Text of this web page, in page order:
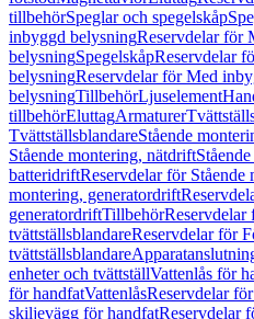
tillbehörSpeglar och spegelskåp
inbyggd belysningReservdelar för
belysningSpegelskåpReservdelar
belysningReservdelar för Med
belysningTillbehörLjuselement
tillbehörEluttagArmaturer
TvättställsblandareStående
Stående montering, nätdrift
batteridriftReservdelar för
montering, generatordrift
generatordriftTillbehör
tvättställsblandareReservdelar för
tvättställsblandare
enheter och tvättställVattenlås för
för handfatVattenlåsReservdelar
skiljevägg för handfatReservdelar